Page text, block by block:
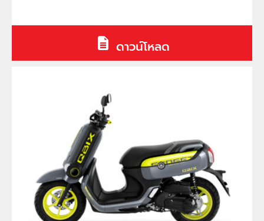
ดาวน์โหลด